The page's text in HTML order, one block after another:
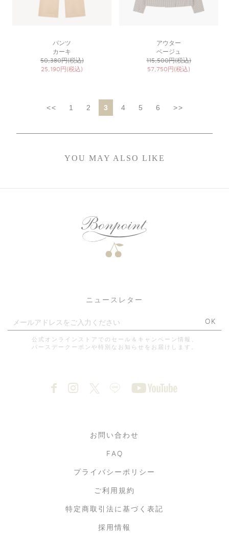
パンツ
カーキ
50,380円(税込)
25,190円(税込)
アウター
ベージュ
115,500円(税込)
57,750円(税込)
<< 1 2 3 4 5 6 >>
YOU MAY ALSO LIKE
お問い合わせ
FAQ
プライバシーポリシー
ご利用規約
特定商取引法に基づく表記
採用情報
ニュースレター
OK
公式オンラインストアでのセール＆キャンペーン情報、
バースデークーポンや特別なお知らせをお届けします。